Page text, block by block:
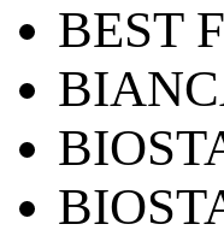
BEST